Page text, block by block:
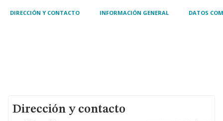
DIRECCIÓN Y CONTACTO INFORMACIÓN GENERAL DATOS
Dirección y contacto